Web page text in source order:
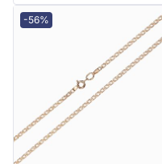
-56%